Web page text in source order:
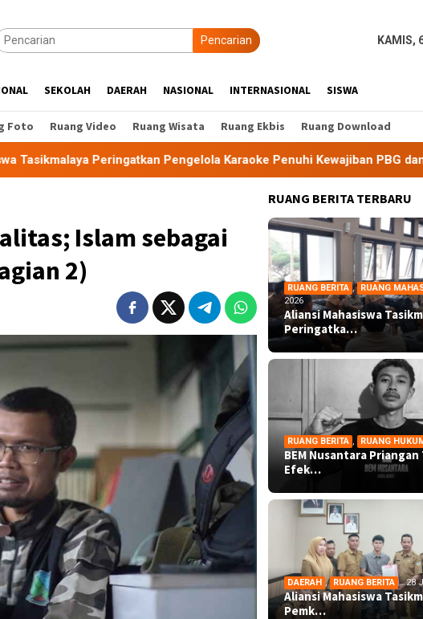
Pencarian KAMIS,
SEKOLAH DAERAH NASIONAL INTERNASIONAL SISWA
Foto Ruang Video Ruang Wisata Ruang Ekbis Ruang Download
Pengelola Karaoke Penuhi Kewajiban PBG dan SLF BEM
Islam sebagai
2)
RUANG BERITA TERBARU
RUANG BERITA , RUANG
2026
Aliansi Mahasiswa
Peringatka…
RUANG BERITA , RUANG
BEM Nusantara
Efek…
DAERAH , RUANG BERITA 28
Aliansi Mahasiswa
Pemk…